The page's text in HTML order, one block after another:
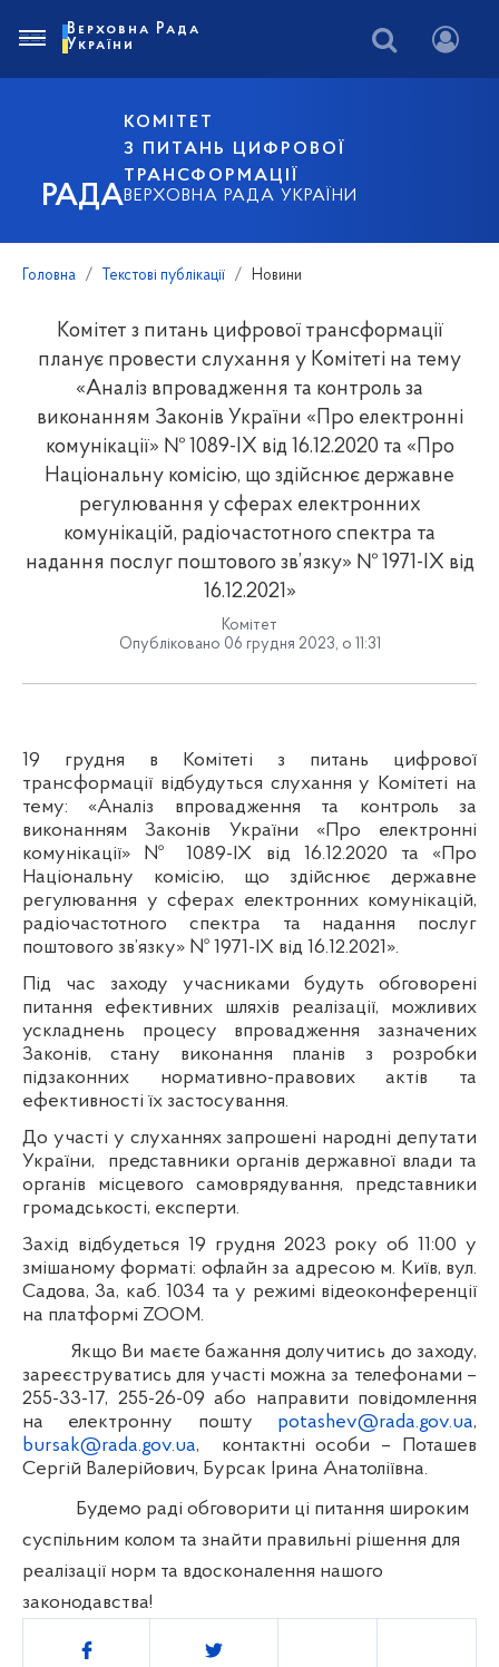
РАДА
КОМІТЕТ
З ПИТАНЬ ЦИФРОВОЇ
ТРАНСФОРМАЦІЇ
ВЕРХОВНА РАДА УКРАЇНИ
Верховна Рада
України
Головна Текстові публікації Новини
Комітет з питань цифрової трансформації
планує провести слухання у Комітеті на тему
«Аналіз впровадження та контроль за
виконанням Законів України «Про електронні
комунікації» № 1089-IX від 16.12.2020 та «Про
Національну комісію, що здійснює державне
регулювання у сферах електронних
комунікацій, радіочастотного спектра та
надання послуг поштового зв’язку» № 1971-IX від
16.12.2021»
Комітет
Опубліковано 06 грудня 2023, о 11:31
19 грудня в Комітеті з питань цифрової
трансформації відбудуться слухання у Комітеті на
тему: «Аналіз впровадження та контроль за
виконанням Законів України «Про електронні
комунікації» № 1089-IX від 16.12.2020 та «Про
Національну комісію, що здійснює державне
регулювання у сферах електронних комунікацій,
радіочастотного спектра та надання послуг
поштового зв’язку» № 1971-IX від 16.12.2021 ».
Під час заходу учасниками будуть обговорені
питання ефективних шляхів реалізації, можливих
ускладнень процесу впровадження зазначених
Законів, стану виконання планів з розробки
підзаконних нормативно-правових актів та
ефективності їх застосування.
До участі у слуханнях запрошені народні депутати
України,
представники органів державної влади та
органів місцевого самоврядування, представники
громадськості, експерти.
Захід відбудеться 19 грудня 2023 року об 11:00 у
змішаному форматі: офлайн за адресою м. Київ, вул.
Садова, 3а, каб. 1034 та у режимі відеоконференції
на платформі ZOOM.
Якщо Ви маєте бажання долучитись до заходу,
зареєструватись для участі можна за телефонами –
255-33-17, 255-26-09 або направити повідомлення
на електронну пошту potashev@rada.gov.ua,
bursak@rada.gov.ua,
контактні особи – Поташев
Сергій Валерійович, Бурсак Ірина Анатоліївна.
Будемо раді обговорити ці питання широким
суспільним колом та знайти правильні рішення для
реалізації норм та вдосконалення нашого
законодавства!
Поділитись